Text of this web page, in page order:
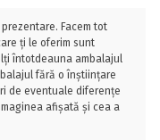
Facem tot
ți le oferim sunt
întotdeauna ambalajul
fără o înștiințare
de eventuale diferențe
afișată și cea a